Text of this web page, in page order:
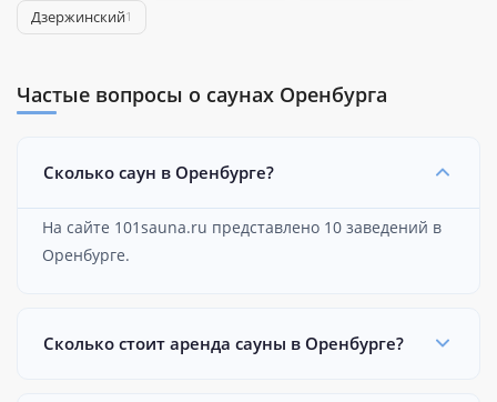
​Дзержинский1
Частые вопросы о саунах Оренбурга
Сколько саун в Оренбурге?
На сайте 101sauna.ru представлено 10 заведений в
Оренбурге.
Сколько стоит аренда сауны в Оренбурге?